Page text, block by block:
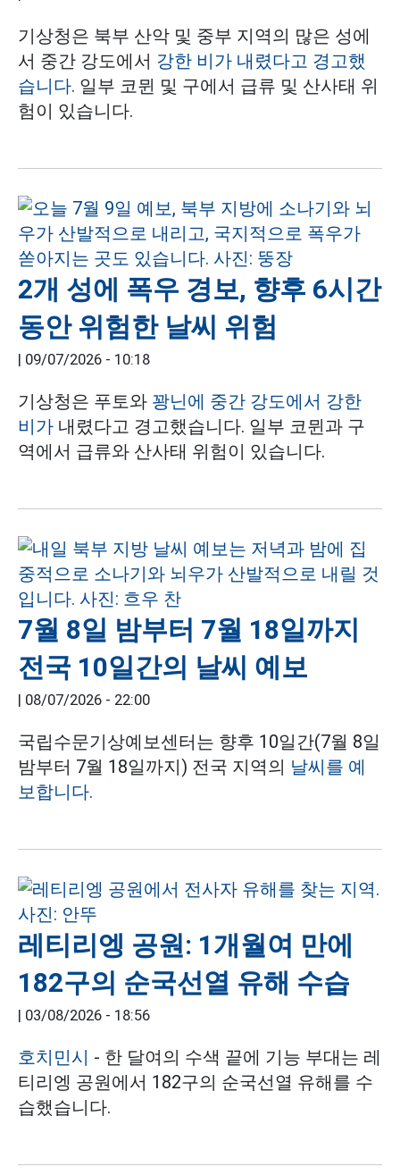
기상청은 북부 산악 및 중부 지역의 많은 성에
서 중간 강도에서 강한 비가 내렸다고 경고했
습니다. 일부 코뮌 및 구에서 급류 및 산사태 위
험이 있습니다.
2개 성에 폭우 경보, 향후 6시간
동안 위험한 날씨 위험
| 09/07/2026 - 10:18
기상청은 푸토와 꽝닌에 중간 강도에서 강한
비가 내렸다고 경고했습니다. 일부 코뮌과 구
역에서 급류와 산사태 위험이 있습니다.
7월 8일 밤부터 7월 18일까지
전국 10일간의 날씨 예보
| 08/07/2026 - 22:00
국립수문기상예보센터는 향후 10일간(7월 8일
밤부터 7월 18일까지) 전국 지역의 날씨를 예
보합니다.
레티리엥 공원: 1개월여 만에
182구의 순국선열 유해 수습
| 03/08/2026 - 18:56
호치민시 - 한 달여의 수색 끝에 기능 부대는 레
티리엥 공원에서 182구의 순국선열 유해를 수
습했습니다.